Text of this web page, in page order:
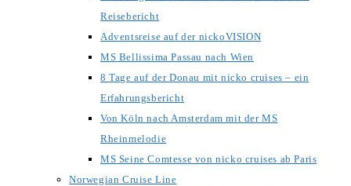
Reisebericht
Adventsreise auf der nickoVISION
MS Bellissima Passau nach Wien
8 Tage auf der Donau mit nicko cruises – ein
Erfahrungsbericht
Von Köln nach Amsterdam mit der MS
Rheinmelodie
MS Seine Comtesse von nicko cruises ab Paris
Norwegian Cruise Line